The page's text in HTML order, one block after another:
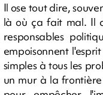
Il ose tout dire,
là où ça fait mal. Il
responsables
empoisonnent
simples à tous les
un mur à la